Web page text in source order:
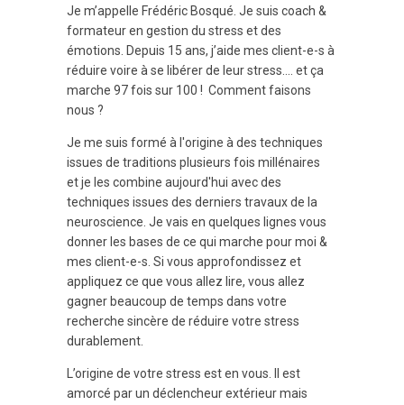
Je m’appelle Frédéric Bosqué. Je suis coach &
formateur en gestion du stress et des
émotions. Depuis 15 ans, j’aide mes client-e-s à
réduire voire à se libérer de leur stress.... et ça
marche 97 fois sur 100 ! Comment faisons
nous ?
Je me suis formé à l'origine à des techniques
issues de traditions plusieurs fois millénaires
et je les combine aujourd'hui avec des
techniques issues des derniers travaux de la
neuroscience. Je vais en quelques lignes vous
donner les bases de ce qui marche pour moi &
mes client-e-s. Si vous approfondissez et
appliquez ce que vous allez lire, vous allez
gagner beaucoup de temps dans votre
recherche sincère de réduire votre stress
durablement.
L’origine de votre stress est en vous. Il est
amorcé par un déclencheur extérieur mais